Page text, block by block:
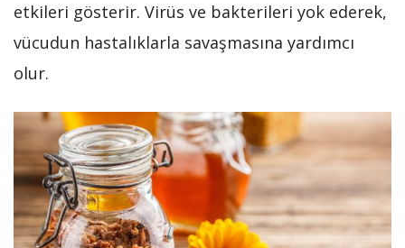
etkileri gösterir. Virüs ve bakterileri yok ederek,
vücudun hastalıklarla savaşmasına yardımcı
olur.